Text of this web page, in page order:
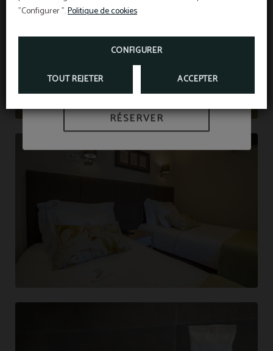
"Configurer ".Politique de cookies
CONFIGURER
TOUT REJETER ACCEPTER
PROFITEZ-EN MAINTENANT !
PROFITEZ DE NOTRE RÉDUCTION EXCLUSIVE DE
RÉSERVER